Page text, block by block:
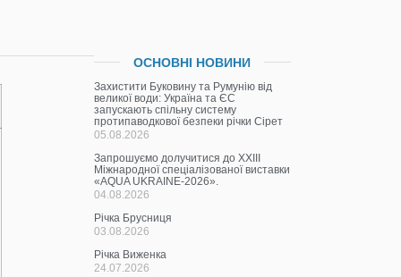
ОСНОВНІ НОВИНИ
Захистити Буковину та Румунію від
великої води: Україна та ЄС
запускають спільну систему
протипаводкової безпеки річки Сірет
05.08.2026
Запрошуємо долучитися до ХХІІІ
Міжнародної спеціалізованої виставки
«AQUA UKRAINE-2026».
04.08.2026
Річка Брусниця
03.08.2026
Річка Виженка
24.07.2026